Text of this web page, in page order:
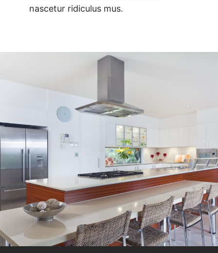
nascetur ridiculus mus.